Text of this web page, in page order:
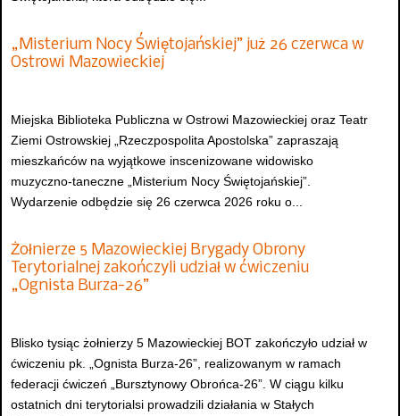
„Misterium Nocy Świętojańskiej” już 26 czerwca w
Ostrowi Mazowieckiej
Miejska Biblioteka Publiczna w Ostrowi Mazowieckiej oraz Teatr
Ziemi Ostrowskiej „Rzeczpospolita Apostolska” zapraszają
mieszkańców na wyjątkowe inscenizowane widowisko
muzyczno-taneczne „Misterium Nocy Świętojańskiej”.
Wydarzenie odbędzie się 26 czerwca 2026 roku o...
Żołnierze 5 Mazowieckiej Brygady Obrony
Terytorialnej zakończyli udział w ćwiczeniu
„Ognista Burza-26”
Blisko tysiąc żołnierzy 5 Mazowieckiej BOT zakończyło udział w
ćwiczeniu pk. „Ognista Burza-26”, realizowanym w ramach
federacji ćwiczeń „Bursztynowy Obrońca-26”. W ciągu kilku
ostatnich dni terytorialsi prowadzili działania w Stałych